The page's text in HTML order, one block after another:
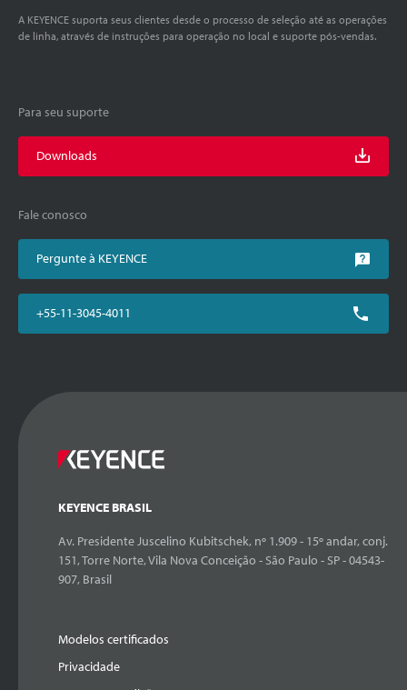
A KEYENCE suporta seus clientes desde o processo de seleção até as operações
de linha, através de instruções para operação no local e suporte pós-vendas.
Para seu suporte
Downloads
Fale conosco
Pergunte à KEYENCE
+55-11-3045-4011
KEYENCE BRASIL
Av. Presidente Juscelino Kubitschek, nº 1.909 - 15º andar, conj.
151, Torre Norte, Vila Nova Conceição - São Paulo - SP - 04543-
907, Brasil
Modelos certificados
Privacidade